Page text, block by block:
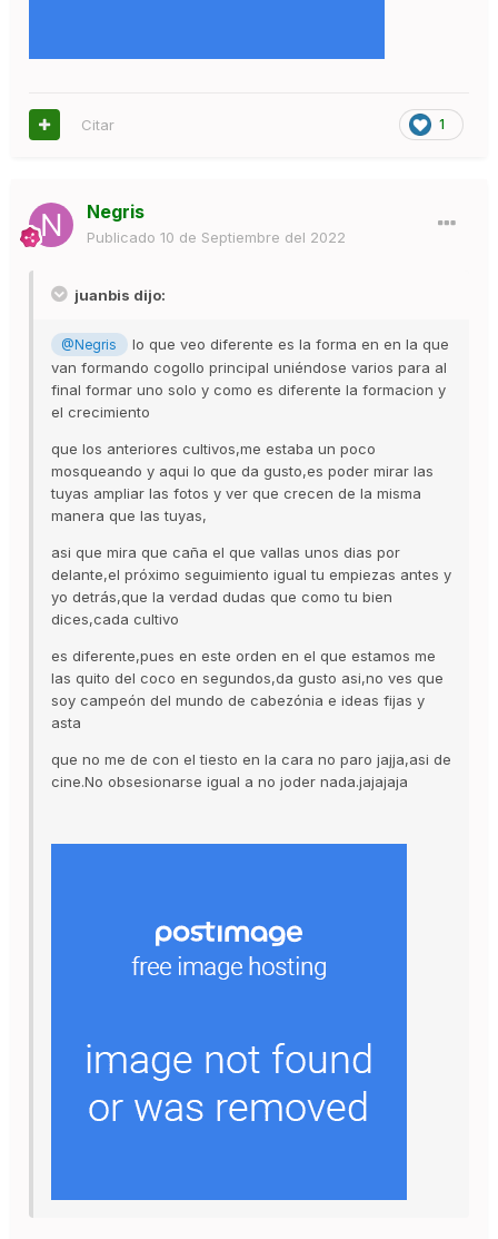
1
Citar
Negris
Publicado 10 de Septiembre del 2022
juanbis dijo:
@Negris
lo que veo diferente es la forma en en la que
van formando cogollo principal uniéndose varios para al
final formar uno solo y como es diferente la formacion y
el crecimiento
que los anteriores cultivos,me estaba un poco
mosqueando y aqui lo que da gusto,es poder mirar las
tuyas ampliar las fotos y ver que crecen de la misma
manera que las tuyas,
asi que mira que caña el que vallas unos dias por
delante,el próximo seguimiento igual tu empiezas antes y
yo detrás,que la verdad dudas que como tu bien
dices,cada cultivo
es diferente,pues en este orden en el que estamos me
las quito del coco en segundos,da gusto asi,no ves que
soy campeón del mundo de cabezónia e ideas fijas y
asta
que no me de con el tiesto en la cara no paro jajja,asi de
cine.No obsesionarse igual a no joder nada.jajajaja